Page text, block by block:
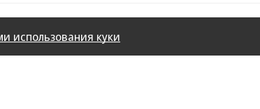
использования куки